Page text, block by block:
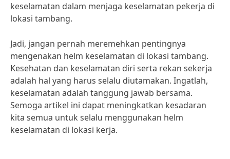
keselamatan dalam menjaga keselamatan pekerja di
lokasi tambang.
Jadi, jangan pernah meremehkan pentingnya
mengenakan helm keselamatan di lokasi tambang.
Kesehatan dan keselamatan diri serta rekan sekerja
adalah hal yang harus selalu diutamakan. Ingatlah,
keselamatan adalah tanggung jawab bersama.
Semoga artikel ini dapat meningkatkan kesadaran
kita semua untuk selalu menggunakan helm
keselamatan di lokasi kerja.